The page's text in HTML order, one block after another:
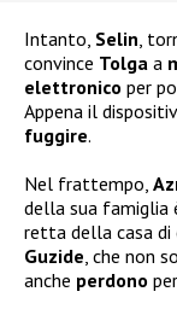
Intanto, Selin,
convince Tolga a
elettronico per
Appena il
fuggire.
Nel frattempo,
della sua famiglia
retta della casa di
Guzide, che non
anche perdono